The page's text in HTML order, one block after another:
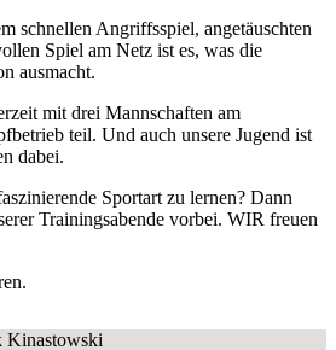
schnellen Angriffsspiel, angetäuschten
Spiel am Netz ist es, was die
ausmacht.
mit drei Mannschaften am
teil. Und auch unsere Jugend ist
dabei.
Sportart zu lernen? Dann
Trainingsabende vorbei. WIR freuen